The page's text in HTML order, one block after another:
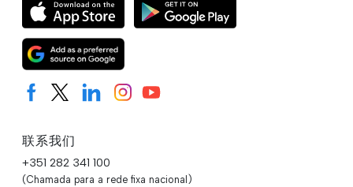
联系我们
+351 282 341 100
(Chamada para a rede fixa nacional)